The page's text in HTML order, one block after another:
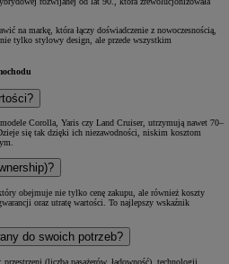
na markę, która łączy doświadczenie z nowoczesnością,
tylko stylowy design, ale przede wszystkim
Corolla, Yaris czy Land Cruiser, utrzymują nawet 70–
się tak dzięki ich niezawodności, niskim kosztom
obejmuje nie tylko cenę zakupu, ale również koszty
oraz utratę wartości. To najlepszy wskaźnik
do swoich potrzeb?
(liczba pasażerów, ładowność), technologii